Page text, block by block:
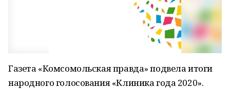
Газета «Комсомольская правда» подвела итоги
народного голосования «Клиника года 2020».